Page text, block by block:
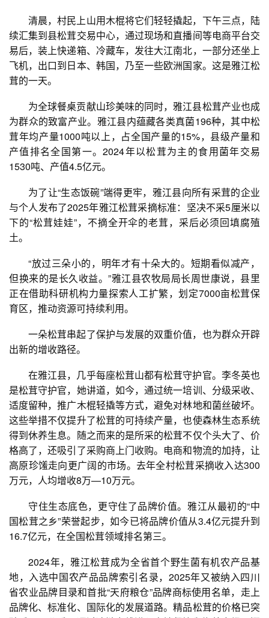
清晨，村民上山用木棍将它们轻轻撬起，下午三点，陆
续汇集到县松茸交易中心，通过现场和直播间等电商平台交
易后，装上快递箱、冷藏车，发往大江南北，一部分还坐上
飞机，出口到日本、韩国，乃至一些欧洲国家。这是雅江松
茸的一天。
为全球餐桌贡献山珍美味的同时，雅江县松茸产业也成
为群众的致富产业。雅江县内蕴藏各类真菌196种，其中松
茸年均产量1000吨以上，占全国产量的15%，县级产量和
产值排名全国第一。2024年以松茸为主的食用菌年交易
1530吨、产值4.5亿元。
为了让“生态饭碗”端得更牢，雅江县向所有采茸的企业
与个人发布了2025年雅江松茸采摘标准：坚决不采5厘米以
下的“松茸娃娃”，不摘全开伞的老茸，采后必须回填腐殖
土。
“放过三朵小的，明年才有十朵大的。短期看似减产，
但换来的是长久收益。”雅江县农牧局局长周世康说，县里
正在借助科研机构力量探索人工扩繁，划定7000亩松茸保
育区，推动资源可持续利用。
一朵松茸串起了保护与发展的双重价值，也为群众开辟
出新的增收路径。
在雅江县，几乎每座松茸山都有松茸守护官。李冬英也
是松茸守护官，她讲道，如今，通过统一培训、分级采收、
适度留种，推广木棍轻撬等方式，避免对林地和菌丝破坏。
这些举措不仅提升了松茸的可持续产量，也使森林生态系统
得到休养生息。随之而来的是所采的松茸不仅个头大了、价
格高了，还吸引了采购商上门收购。电商和物流的加持，让
高原珍馐走向更广阔的市场。去年全村松茸采摘收入达300
万元，人均增收8万—10万元。
守住生态底色，更守住了品牌价值。雅江从最初的“中
国松茸之乡”荣誉起步，如今已将品牌价值从3.4亿元提升到
16.7亿元，在全国松茸领域排名第三。
2024年，雅江松茸成为全省首个野生菌有机农产品基
地，入选中国农产品品牌索引名录，2025年又被纳入四川
省农业品牌目录和首批“天府粮仓”品牌商标使用名单，走上
品牌化、标准化、国际化的发展道路。精品松茸的价格已突